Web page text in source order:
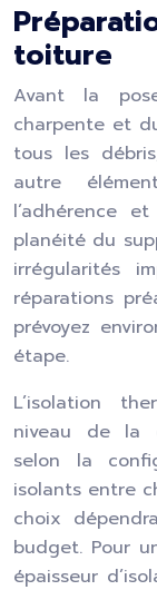
toiture
Avant la
charpente et
tous les
autre
l’adhérence
planéité du
irrégularités
réparations
prévoyez
étape.
L’isolation
niveau de la
selon la
isolants entre
choix
budget. Pour
épaisseur